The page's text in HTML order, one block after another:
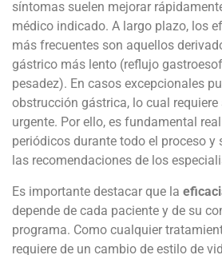
síntomas suelen mejorar
médico indicado. A largo plazo, los
más frecuentes son aquellos
gástrico más lento (reflujo
pesadez). En casos excepcionales
obstrucción gástrica, lo cual
urgente. Por ello, es fundamental
periódicos durante todo el proceso y
las recomendaciones de los
Es importante destacar que la
depende de cada paciente y de su
programa. Como cualquier
requiere de un cambio de estilo de